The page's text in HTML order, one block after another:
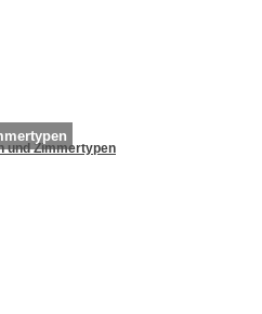
und Zimmertypen